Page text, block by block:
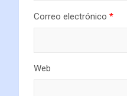
Correo electrónico *
Web